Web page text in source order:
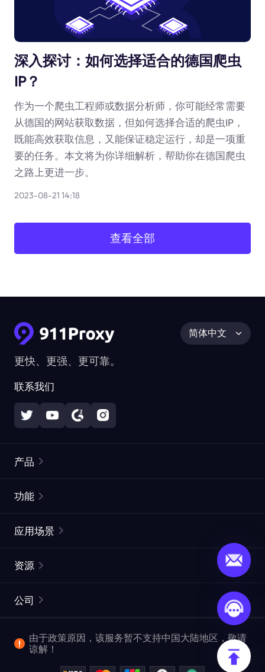
深入探讨：如何选择适合的德国爬虫
IP？
作为一个爬虫工程师或数据分析师，你可能经常需要
从德国的网站获取数据，但如何选择合适的爬虫IP，
既能高效获取信息，又能保证稳定运行，却是一项重
要的任务。本文将为你详细解析，帮助你在德国爬虫
之路上更进一步。
2023-08-21 14:18
查看全部
更快、更强、更可靠。
联系我们
简体中文
产品
静态住宅代理
网页抓取 API
视频下载 API
功能
ISP代理
ProxySite
应用场景
市场研究
爬行和索引
查看全部使用场景
资源
常见问题解答
位置
公司
企业服务
反洗钱合规计划
由于政策原因，该服务暂不支持中国大陆地区，敬请
谅解！